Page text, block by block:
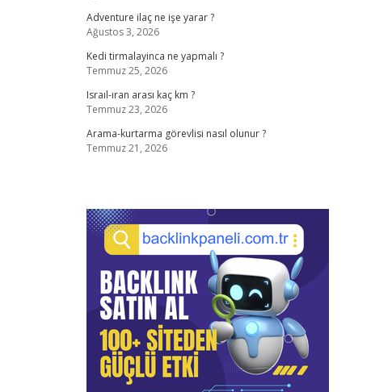
Adventure ilaç ne işe yarar ?
Ağustos 3, 2026
Kedi tirmalayinca ne yapmalı ?
Temmuz 25, 2026
Israıl-ıran arası kaç km ?
Temmuz 23, 2026
Arama-kurtarma görevlisi nasıl olunur ?
Temmuz 21, 2026